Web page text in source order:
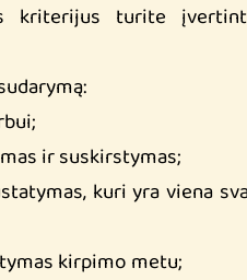
kriterijus turite
ir suskirstymas;
kuri yra viena
kirpimo metu;